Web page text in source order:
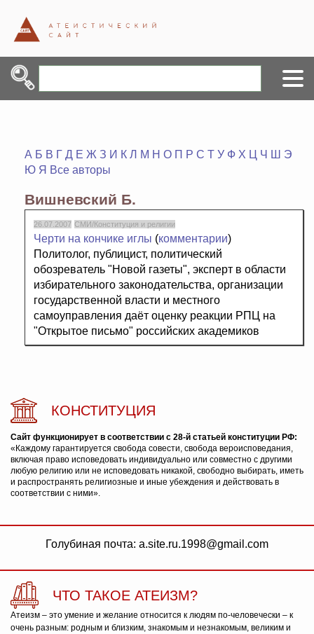
А Б В Г Д Е Ж З И К Л М Н О П Р С Т У Ф Х Ц Ч Ш
Э
Ю Я Все авторы
Вишневский Б.
26.07.2007 СМИ/Конституция и религии
Черти на кончике иглы (комментарии)
Политолог, публицист, политический
обозреватель "Новой газеты", эксперт в области
избирательного законодательства, организации
государственной власти и местного
самоуправления даёт оценку реакции РПЦ на
"Открытое письмо" российских академиков
КОНСТИТУЦИЯ
Сайт функционирует в соответствии с 28-й статьей конституции РФ:
«Каждому гарантируется свобода совести, свобода вероисповедания,
включая право исповедовать индивидуально или совместно с другими
любую религию или не исповедовать никакой, свободно выбирать, иметь
и распространять религиозные и иные убеждения и действовать в
соответствии с ними».
Голубиная почта: a.site.ru.1998@gmail.com
ЧТО ТАКОЕ АТЕИЗМ?
Атеизм – это умение и желание относится к людям по-человечески – к
очень разным: родным и близким, знакомым и незнакомым, великим и